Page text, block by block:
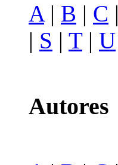
A| B | C |
| S | T| U
Autores